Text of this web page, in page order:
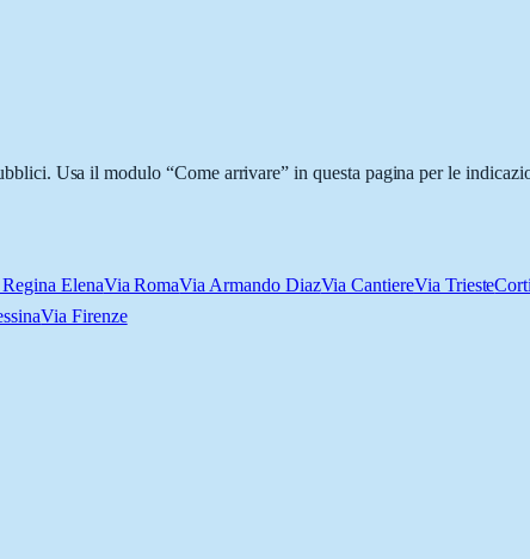
Usa il modulo “Come arrivare” in questa pagina per le
ElenaVia RomaVia Armando DiazVia CantiereVia Trieste
Via Firenze